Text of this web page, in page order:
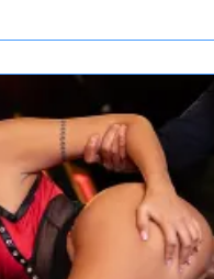
невозможно отказаться,
анальный секс!